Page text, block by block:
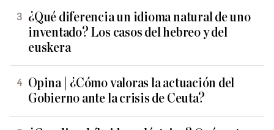
¿Qué diferencia un idioma natural de uno
inventado? Los casos del hebreo y del
euskera
Opina | ¿Cómo valoras la actuación del
Gobierno ante la crisis de Ceuta?